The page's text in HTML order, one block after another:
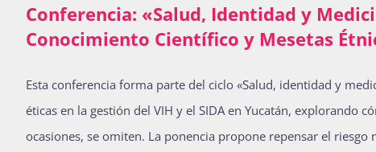
Conferencia: «Salud, Identidad y
Conocimiento Científico y Mesetas
Esta conferencia forma parte del ciclo «Salud, identidad y
éticas en la gestión del VIH y el SIDA en Yucatán, explorando
ocasiones, se omiten. La ponencia propone repensar el